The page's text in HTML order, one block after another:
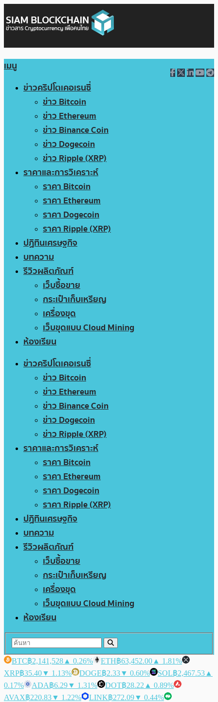
เมนู
ข่าวคริปโตเคอเรนซี่
ข่าว Bitcoin
ข่าว Ethereum
ข่าว Binance Coin
ข่าว Dogecoin
ข่าว Ripple (XRP)
ราคาและการวิเคราะห์
ราคา Bitcoin
ราคา Ethereum
ราคา Dogecoin
ราคา Ripple (XRP)
ปฏิทินเศรษฐกิจ
บทความ
รีวิวผลิตภัณฑ์
เว็บซื้อขาย
กระเป๋าเก็บเหรียญ
เครื่องขุด
เว็บขุดแบบ Cloud Mining
ห้องเรียน
ข่าวคริปโตเคอเรนซี่
ข่าว Bitcoin
ข่าว Ethereum
ข่าว Binance Coin
ข่าว Dogecoin
ข่าว Ripple (XRP)
ราคาและการวิเคราะห์
ราคา Bitcoin
ราคา Ethereum
ราคา Dogecoin
ราคา Ripple (XRP)
ปฏิทินเศรษฐกิจ
บทความ
รีวิวผลิตภัณฑ์
เว็บซื้อขาย
กระเป๋าเก็บเหรียญ
เครื่องขุด
เว็บขุดแบบ Cloud Mining
ห้องเรียน
BTC฿2,141,528 ▲ 0.26% ETH฿63,452.00 ▲ 1.81%
XRP฿35.40▼ 1.13% DOGE฿2.33▼ 0.60% SOL฿2,467.53 ▲
0.17%
ADA฿6.29▼ 1.31% DOT฿28.22 ▲ 0.89%
AVAX฿220.83▼ 1.22% LINK฿272.09▼ 0.44%